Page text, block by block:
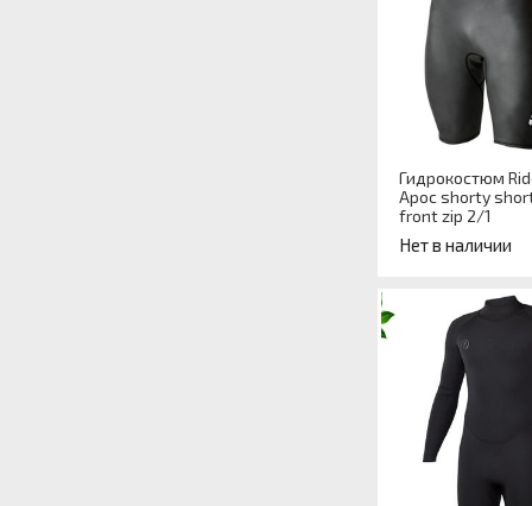
Гидрокостюм
Apoc shorty
front zip 2/1
Нет в наличии
Назначение
гидрокостюма